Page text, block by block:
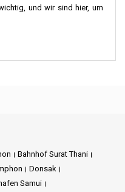
und wir sind hier, um
Bahnhof Surat Thani
Donsak
Samui